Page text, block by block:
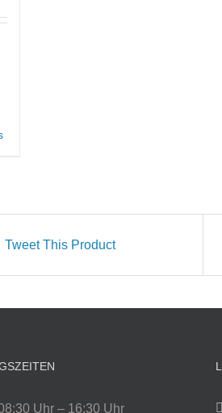
Tweet This Product
Uhr – 16:30 Uhr